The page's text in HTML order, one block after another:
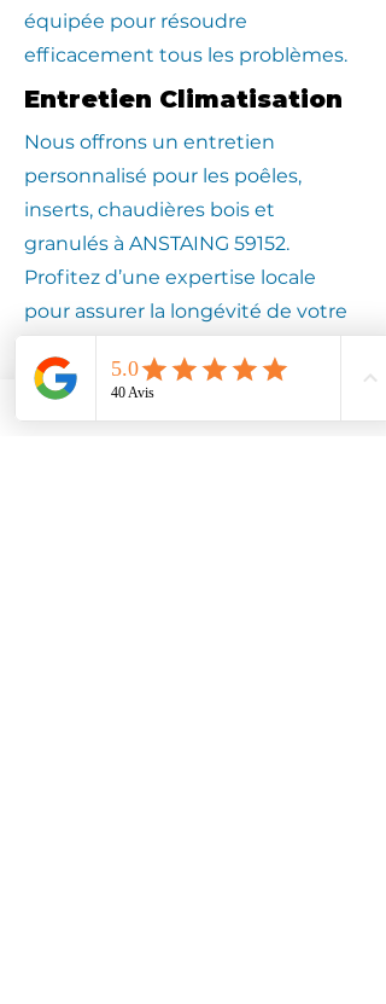
équipée pour résoudre
efficacement tous les problèmes.
Entretien Climatisation
Nous offrons un entretien
personnalisé pour les poêles,
inserts, chaudières bois et
granulés à ANSTAING 59152.
Profitez d’une expertise locale
pour assurer la longévité de votre